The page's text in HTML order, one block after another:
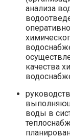
анализа
качества
воды в